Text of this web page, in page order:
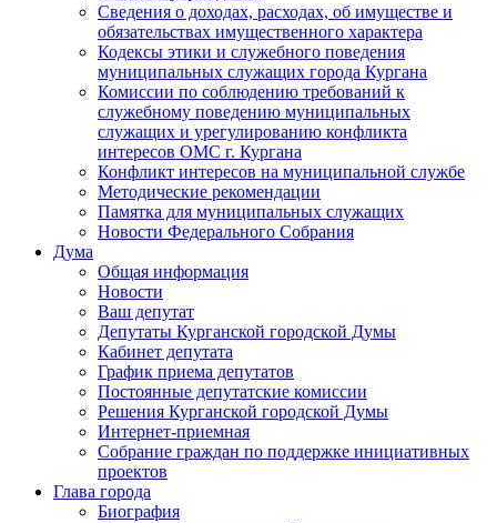
Сведения о доходах, расходах, об имуществе и
обязательствах имущественного характера
Кодексы этики и служебного поведения
муниципальных служащих города Кургана
Комиссии по соблюдению требований к
служебному поведению муниципальных
служащих и урегулированию конфликта
интересов ОМС г. Кургана
Конфликт интересов на муниципальной службе
Методические рекомендации
Памятка для муниципальных служащих
Новости Федерального Cобрания
Дума
Общая информация
Новости
Ваш депутат
Депутаты Курганской городской Думы
Кабинет депутата
График приема депутатов
Постоянные депутатские комиссии
Решения Курганской городской Думы
Интернет-приемная
Собрание граждан по поддержке инициативных
проектов
Глава города
Биография